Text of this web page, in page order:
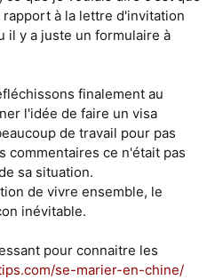
à la lettre d'invitation
il y a juste un formulaire à
finalement au
l'idée de faire un visa
de travail pour pas
commentaires ce n'était pas
sa situation.
de vivre ensemble, le
inévitable.
pour connaitre les
se-marier-en-chine/